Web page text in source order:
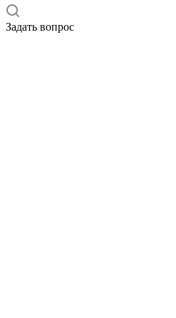
Задать вопрос